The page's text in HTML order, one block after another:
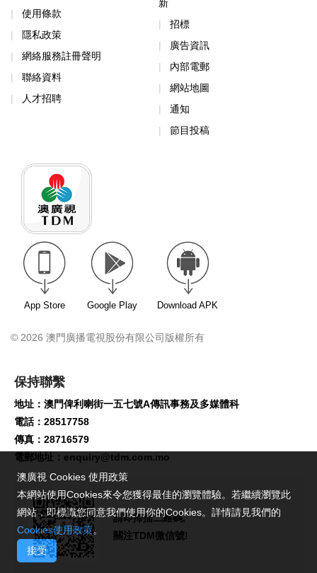
使用條款
隱私政策
網絡服務註冊聲明
聯絡資料
人才招聘
新
招標
廣告資訊
內部電郵
網站地圖
通知
節目投稿
App Store Google Play Download APK
© 2026 澳門廣播電視股份有限公司版權所有
保持聯繫
地址：澳門俾利喇街一五七號A傳訊事務及多媒體科
電話：28517758
傳真：28716579
電郵地址： enquiry@tdm.com.mo
請即掃描二維碼,
關注TDM微信號!
澳廣視 Cookies 使用政策
本網站使用Cookies來令您獲得最佳的瀏覽體驗。若繼續瀏覽此
網站，即標識您同意我們使用你的Cookies。詳情請見我們的
Cookies使用政策。
接受